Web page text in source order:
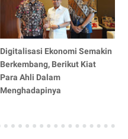
Digitalisasi Ekonomi Semakin
Berkembang, Berikut Kiat
Para Ahli Dalam
Menghadapinya